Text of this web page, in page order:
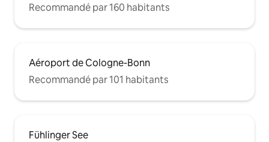
Recommandé par 160 habitants
Aéroport de Cologne-Bonn
Recommandé par 101 habitants
Fühlinger See